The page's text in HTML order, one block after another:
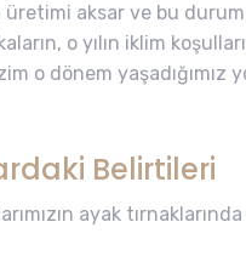
aksar ve bu
o yılın iklim
o dönem
Belirtileri
ayak